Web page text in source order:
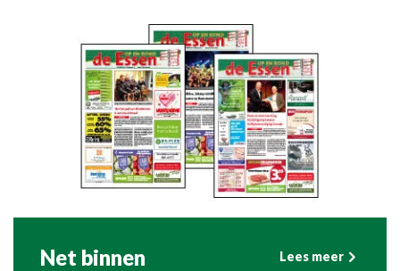
Net binnen Lees meer